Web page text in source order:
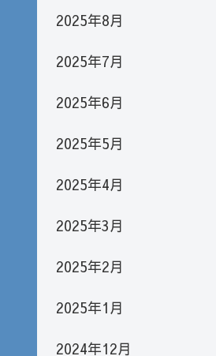
2025年8月
2025年7月
2025年6月
2025年5月
2025年4月
2025年3月
2025年2月
2025年1月
2024年12月